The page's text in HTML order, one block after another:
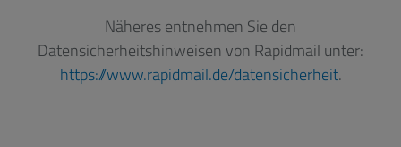
Näheres entnehmen Sie den
Datensicherheitshinweisen von Rapidmail unter:
https://www.rapidmail.de/datensicherheit.